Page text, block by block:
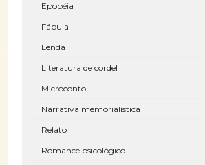
Epopéia
Fábula
Lenda
Literatura de cordel
Microconto
Narrativa memorialística
Relato
Romance psicológico